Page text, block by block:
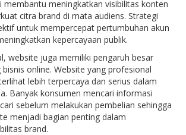
membantu meningkatkan visibilitas konten
citra brand di mata audiens. Strategi
untuk mempercepat pertumbuhan akun
kepercayaan publik.
website juga memiliki pengaruh besar
online. Website yang profesional
lebih terpercaya dan serius dalam
Banyak konsumen mencari informasi
sebelum melakukan pembelian sehingga
menjadi bagian penting dalam
brand.